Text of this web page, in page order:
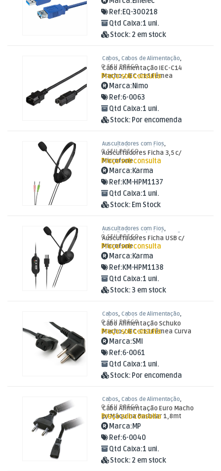
Ref:EQ-300218
Qtd Caixa:1 uni.
Stock: 2 em stock
Cabos, Cabos de Alimentação,
Cabos IEC
Cabo Alimentação IEC-C14
Macho / IEC-C15 Fêmea
Ranhura 1,8mt
O SEU PREÇO
Preço sob consulta
Marca:Nimo
Ref:6-0063
Qtd Caixa:1 uni.
Stock: Por encomenda
Auscultadores com Fios
Auscultadores e Auriculares
Luz
Auscultadores Ficha 3,5 c/
Microfone
O SEU PREÇO
Preço sob consulta
Marca:Karma
Ref:KM-HPM1137
Qtd Caixa:1 uni.
Stock: Em Stock
Auscultadores com Fios,
Auscultadores e Auriculares
Som e
Luz
Auscultadores Ficha USB c/
Microfone
O SEU PREÇO
Preço sob consulta
Marca:Karma
Ref:KM-HPM1138
Qtd Caixa:1 uni.
Stock: 3 em stock
Cabos, Cabos de Alimentação,
Cabos Schuko / IEC
Cabo Alimentação Schuko
Macho / IEC-C13 Fêmea Curva
1,8mt
O SEU PREÇO
Preço sob consulta
Marca:SMI
Ref:6-0061
Qtd Caixa:1 uni.
Stock: Por encomenda
Cabos Cabos de Alimentação
Cabos Euro
Cabo Alimentação Euro Macho
p/ Máquina Barbear 1,8mt
O SEU PREÇO
Preço sob consulta
Marca:MP
Ref:6-0040
Qtd Caixa:1 uni.
Stock: 2 em stock